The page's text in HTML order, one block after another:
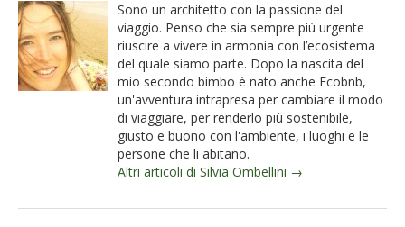
Sono un architetto con la passione del
viaggio. Penso che sia sempre più urgente
riuscire a vivere in armonia con l’ecosistema
del quale siamo parte. Dopo la nascita del
mio secondo bimbo è nato anche Ecobnb,
un'avventura intrapresa per cambiare il modo
di viaggiare, per renderlo più sostenibile,
giusto e buono con l'ambiente, i luoghi e le
persone che li abitano.
Altri articoli di Silvia Ombellini →